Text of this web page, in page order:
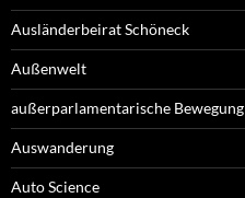
Ausländerbeirat Schöneck
Außenwelt
außerparlamentarische Bewegung
Auswanderung
Auto Science